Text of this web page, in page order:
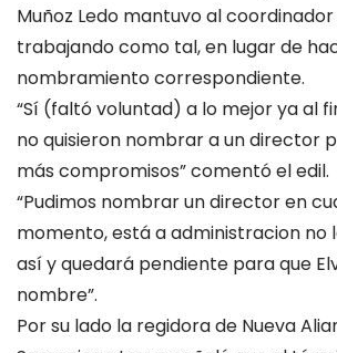
Muñoz Ledo mantuvo al
trabajando como tal, en lugar de
nombramiento correspondiente.
“Sí (faltó voluntad) a lo mejor ya al
no quisieron nombrar a un director
más compromisos” comentó el edil.
“Pudimos nombrar un director en
momento, está a administracion no
así y quedará pendiente para que
nombre”.
Por su lado la regidora de Nueva